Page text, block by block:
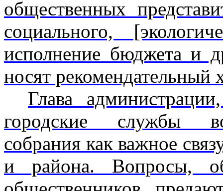
общественных
социального,
исполнение бюджета и
носят рекомендательный
Глава
городские службы
собрания как важное
и района. Вопросы,